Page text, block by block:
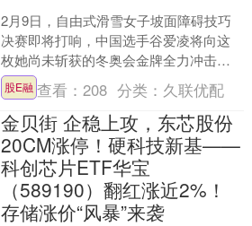
2月9日，自由式滑雪女子坡面障碍技巧
决赛即将打响，中国选手谷爱凌将向这
枚她尚未斩获的冬奥会金牌全力冲击。
而预赛高居榜首的瑞士名将玛蒂尔德・
格雷莫德则以卫冕为目标....
股E融 查看：208 分类： 久联优配
金贝街 企稳上攻，东芯股份
20CM涨停！硬科技新基——
科创芯片ETF华宝
（589190）翻红涨近2%！
存储涨价“风暴”来袭